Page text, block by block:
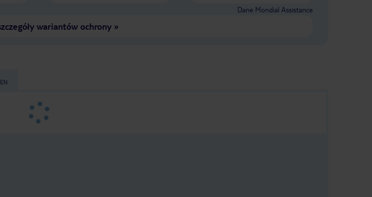
Dane Mondial Assistance
wariantów ochrony»